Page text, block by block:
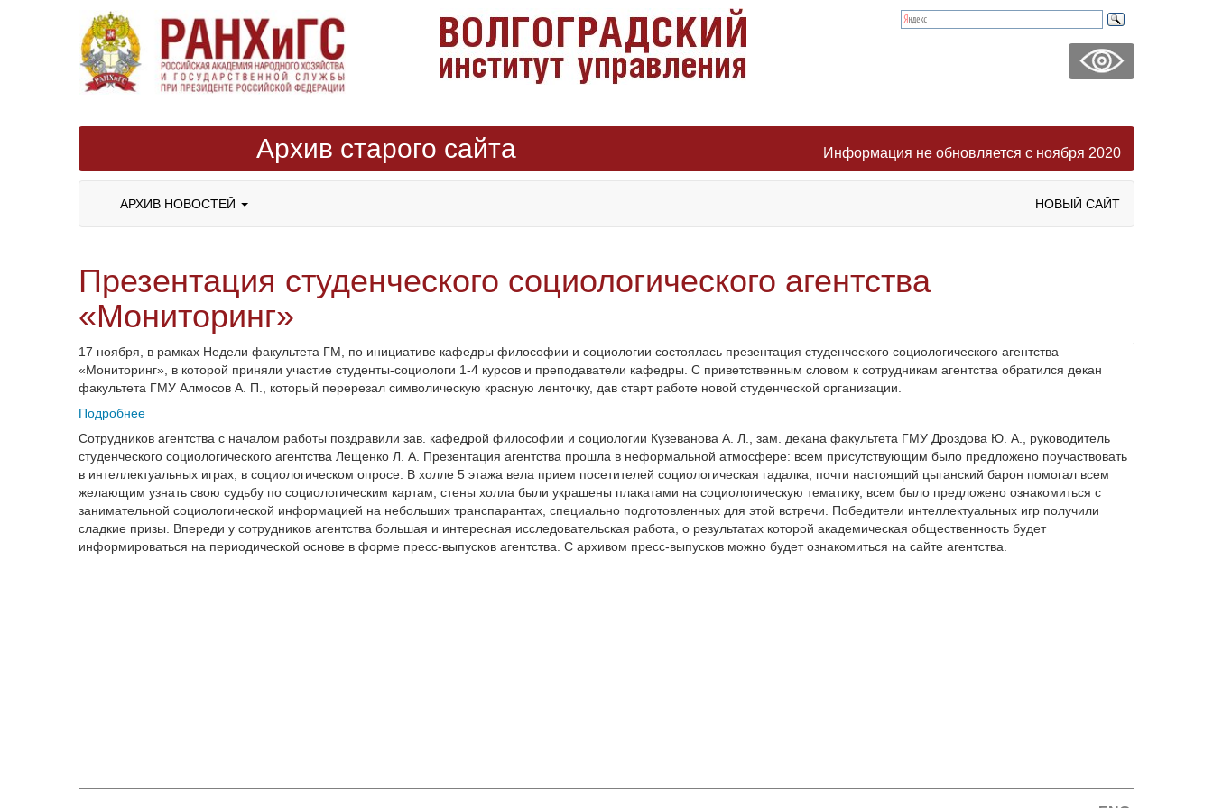
Архив старого сайта Информация не обновляется с ноября 2020
АРХИВ НОВОСТЕЙ НОВЫЙ САЙТ
Презентация студенческого социологического агентства
«Мониторинг»
17 ноября, в рамках Недели факультета ГМ, по инициативе кафедры философии и социологии состоялась презентация студенческого социологического агентства
«Мониторинг», в которой приняли участие студенты-социологи 1-4 курсов и преподаватели кафедры. С приветственным словом к сотрудникам агентства обратился декан
факультета ГМУ Алмосов А. П., который перерезал символическую красную ленточку, дав старт работе новой студенческой организации.
Подробнее
Сотрудников агентства с началом работы поздравили зав. кафедрой философии и социологии Кузеванова А. Л., зам. декана факультета ГМУ Дроздова Ю. А., руководитель
студенческого социологического агентства Лещенко Л. А. Презентация агентства прошла в неформальной атмосфере: всем присутствующим было предложено поучаствовать
в интеллектуальных играх, в социологическом опросе. В холле 5 этажа вела прием посетителей социологическая гадалка, почти настоящий цыганский барон помогал всем
желающим узнать свою судьбу по социологическим картам, стены холла были украшены плакатами на социологическую тематику, всем было предложено ознакомиться с
занимательной социологической информацией на небольших транспарантах, специально подготовленных для этой встречи. Победители интеллектуальных игр получили
сладкие призы. Впереди у сотрудников агентства большая и интересная исследовательская работа, о результатах которой академическая общественность будет
информироваться на периодической основе в форме пресс-выпусков агентства. С архивом пресс-выпусков можно будет ознакомиться на сайте агентства.